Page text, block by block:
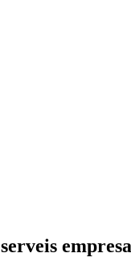
serveis